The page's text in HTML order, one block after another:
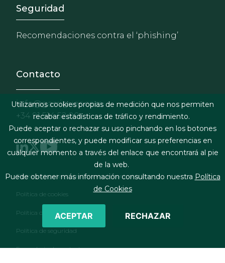
Footer - Extranet y
Seguridad
Recomendaciones contra el ‘phishing’
Contacto
info@garrigues.com
+34 91 514 52 00
Footer menu
Términos legales y condiciones de contratación
Política de cookies
Política de privacidad
Política de seguridad
Formulario de contacto
Utilizamos cookies propias de medición que nos permiten
recabar estadísticas de tráfico y rendimiento.
Puede aceptar o rechazar su uso pinchando en los botones
correspondientes, y puede modificar sus preferencias en
cualquier momento a través del enlace que encontrará al pie
de la web.
Puede obtener más información consultando nuestra Política
de Cookies
ACEPTAR RECHAZAR